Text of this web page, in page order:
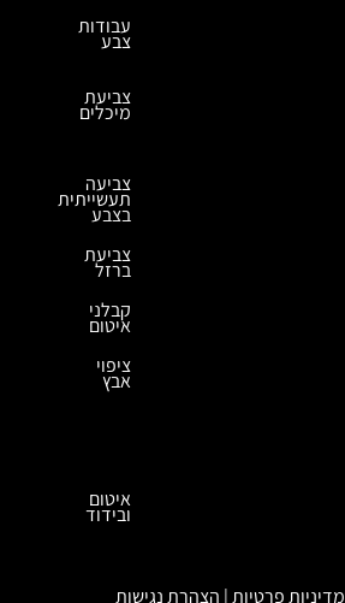
עבודות
צבע
צביעת
מיכלים
צביעה
תעשייתית
בצבע
צביעת
ברזל
קבלני
איטום
ציפוי
אבץ
איטום
ובידוד
מדיניות פרטיות | הצהרת נגישות